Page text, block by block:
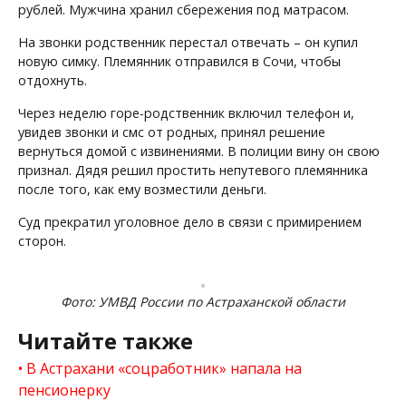
рублей. Мужчина хранил сбережения под матрасом.
На звонки родственник перестал отвечать – он купил
новую симку. Племянник отправился в Сочи, чтобы
отдохнуть.
Через неделю горе-родственник включил телефон и,
увидев звонки и смс от родных, принял решение
вернуться домой с извинениями. В полиции вину он свою
признал. Дядя решил простить непутевого племянника
после того, как ему возместили деньги.
Суд прекратил уголовное дело в связи с примирением
сторон.
Фото: УМВД России по Астраханской области
Читайте также
В Астрахани «соцработник» напала на
пенсионерку